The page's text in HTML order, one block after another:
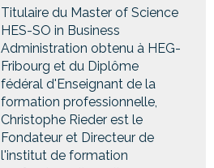
Titulaire du Master of Science
HES-SO in Business
Administration obtenu à HEG-
Fribourg et du Diplôme
fédéral d'Enseignant de la
formation professionnelle,
Christophe Rieder est le
Fondateur et Directeur de
l'institut de formation